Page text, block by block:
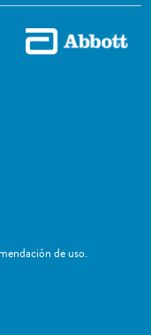
de uso.